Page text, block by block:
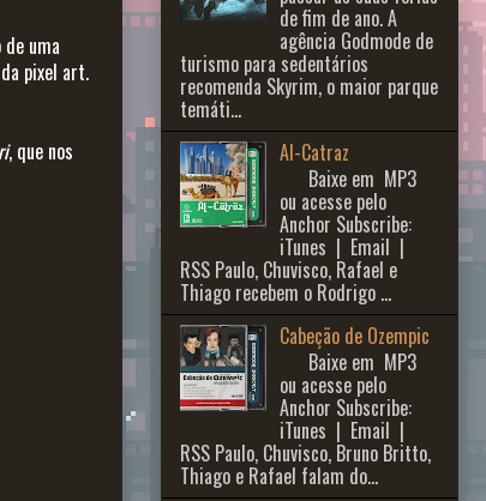
uma
pixel art.
, que nos
de fim de ano. A
agência Godmode de
turismo para sedentários
recomenda Skyrim, o maior parque
temáti...
Al-Catraz
Baixe em MP3
ou acesse pelo
Anchor Subscribe:
iTunes | Email |
RSS Paulo, Chuvisco, Rafael e
Thiago recebem o Rodrigo ...
Cabeção de Ozempic
Baixe em MP3
ou acesse pelo
Anchor Subscribe:
iTunes | Email |
RSS Paulo, Chuvisco, Bruno Britto,
Thiago e Rafael falam do...